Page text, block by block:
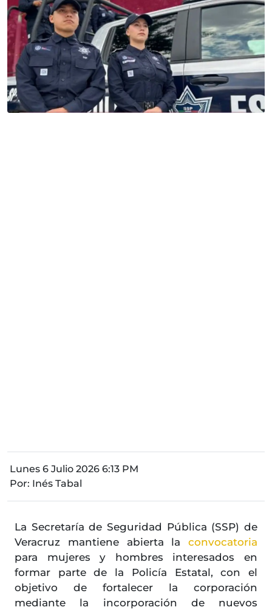
Lunes 6 Julio 2026 6:13 PM
Por: Inés Tabal
La Secretaría de Seguridad Pública (SSP) de
Veracruz mantiene abierta la convocatoria
para mujeres y hombres interesados en
formar parte de la Policía Estatal, con el
objetivo de fortalecer la corporación
mediante la incorporación de nuevos